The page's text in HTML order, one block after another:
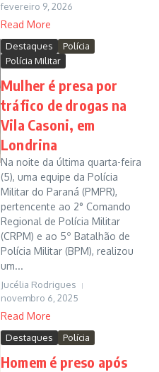
fevereiro 9, 2026
Read More
Destaques
Polícia
Polícia Militar
Mulher é presa por
tráfico de drogas na
Vila Casoni, em
Londrina
Na noite da última quarta-feira
(5), uma equipe da Polícia
Militar do Paraná (PMPR),
pertencente ao 2° Comando
Regional de Polícia Militar
(CRPM) e ao 5º Batalhão de
Polícia Militar (BPM), realizou
um...
Jucélia Rodrigues
novembro 6, 2025
Read More
Destaques Polícia
Homem é preso após